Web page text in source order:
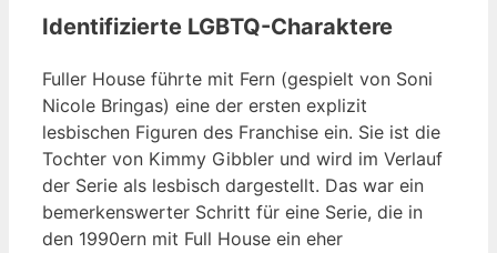
Identifizierte LGBTQ-Charaktere
Fuller House führte mit Fern (gespielt von Soni
Nicole Bringas) eine der ersten explizit
lesbischen Figuren des Franchise ein. Sie ist die
Tochter von Kimmy Gibbler und wird im Verlauf
der Serie als lesbisch dargestellt. Das war ein
bemerkenswerter Schritt für eine Serie, die in
den 1990ern mit Full House ein eher